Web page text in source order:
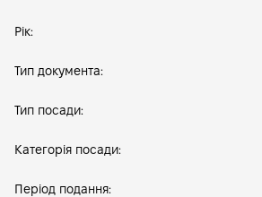
Рік:
Тип документа:
Тип посади:
Категорія посади:
Період подання: